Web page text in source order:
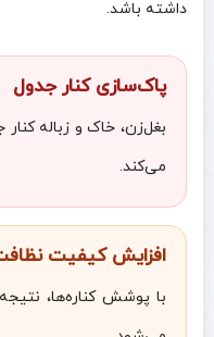
داشته باشد.
پاک‌سازی کنار جدول
بغل‌زن، خاک و زباله
می‌کند.
افزایش کیفیت
با پوشش کناره‌ها،